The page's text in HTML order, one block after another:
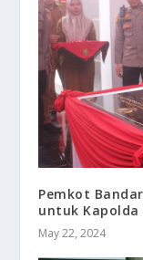
Pemkot
untuk Kapolda
May 22, 2024